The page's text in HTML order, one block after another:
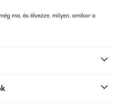
ma, és élvezze, milyen, amikor a